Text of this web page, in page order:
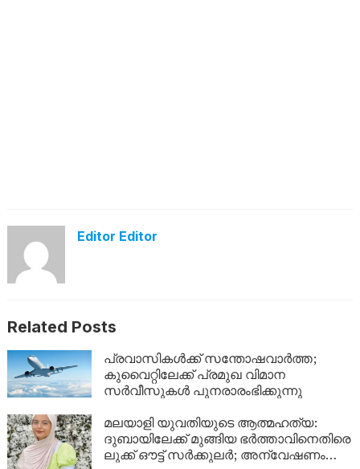
Editor Editor
Related Posts
പ്രവാസികൾക്ക് സന്തോഷവാർത്ത;
കുവൈറ്റിലേക്ക് പ്രമുഖ വിമാന
സർവീസുകൾ പുനരാരംഭിക്കുന്നു
മലയാളി യുവതിയുടെ ആത്മഹത്യ:
ദുബായിലേക്ക് മുങ്ങിയ ഭർത്താവിനെതിരെ
ലുക്ക് ഔട്ട് സർക്കുലർ; അന്വേഷണം